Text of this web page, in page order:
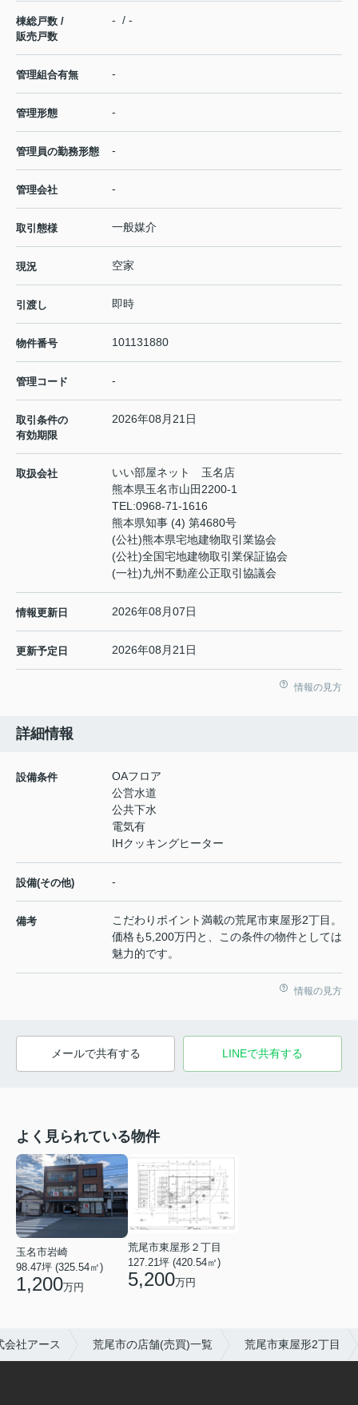
棟総戸数 /
販売戸数
- / -
管理組合有無 -
管理形態 -
管理員の勤務形態 -
管理会社 -
取引態様 一般媒介
現況 空家
引渡し 即時
物件番号 101131880
管理コード -
取引条件の
有効期限
2026年08月21日
取扱会社
いい部屋ネット 玉名店
熊本県玉名市山田2200-1
TEL:0968-71-1616
熊本県知事 (4) 第4680号
(公社)熊本県宅地建物取引業協会
(公社)全国宅地建物取引業保証協会
(一社)九州不動産公正取引協議会
情報更新日 2026年08月07日
更新予定日 2026年08月21日
情報の見方
詳細情報
設備条件
OAフロア
公営水道
公共下水
電気有
IHクッキングヒーター
設備(その他) -
備考
こだわりポイント満載の荒尾市東屋形2丁目。
価格も5,200万円と、この条件の物件としては
魅力的です。
情報の見方
メールで共有する LINEで共有する
よく見られている物件
玉名市岩崎
98.47坪 (325.54㎡)
1,200万円
荒尾市東屋形２丁目
127.21坪 (420.54㎡)
5,200万円
会社アース 荒尾市の店舗(売買)一覧 荒尾市東屋形2丁目